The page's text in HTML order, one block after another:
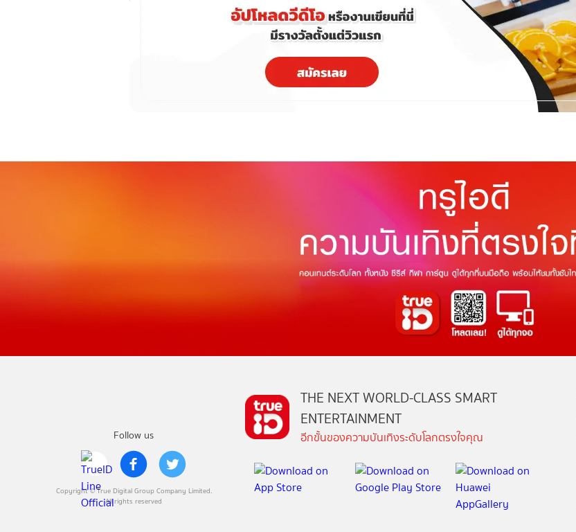
Follow us
Copyright © True Digital Group Company Limited.
All rights reserved
THE NEXT WORLD-CLASS SMART
ENTERTAINMENT
อีกขั้นของความบันเทิงระดับโลกตรงใจคุณ